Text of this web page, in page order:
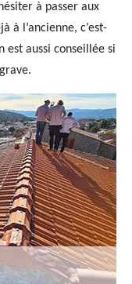
à passer aux
à l’ancienne, c’est-
est aussi conseillée si